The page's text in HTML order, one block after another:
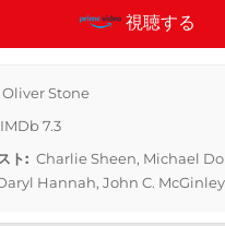
視聴する
Oliver Stone
IMDb 7.3
ト: Charlie Sheen, Michael
Hannah, John C.